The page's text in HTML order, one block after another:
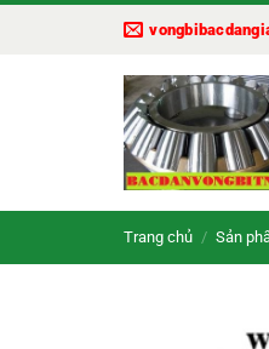
Trang chủ / Sản